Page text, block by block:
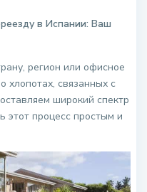
в Испании: Ваш
регион или офисное
хлопотах, связанных с
широкий спектр
этот процесс простым и